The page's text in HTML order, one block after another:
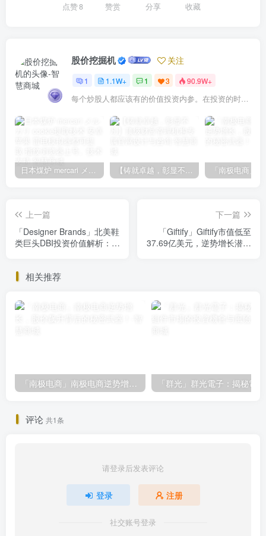
点赞8 赞赏 分享 收藏
股价挖掘机 关注
1 1.1W+ 1 3 90.9W+
每个炒股人都应该有的价值投资内参。在投资的时候，我们把自己看成是企业分析师——而不是市场分析师，也不是宏观经济分析师，更不是证券分析师。
日本煤炉 mercari メルカリ cookie提取技术 安卓 苹果 雷电模拟器都可提取,指纹浏览器上号。技术支持 【铸就卓越，彰显不凡】顶级财富管理机构专属官网设计与咨询
上一篇
「Designer Brands」北美鞋
类巨头DBI投资价值解析：市
下一篇
「Giftify」Giftify市值低至
37.69亿美元，逆势增长潜力
相关推荐
「南极电商」南极电商逆势增长，股价飙升背后的秘密武器！
评论 共1条
请登录后发表评论
登录 注册
社交账号登录